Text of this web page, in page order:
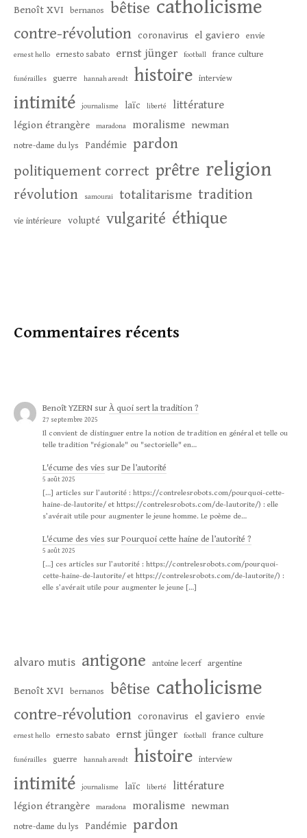
Benoît XVI bernanos bêtise catholicisme
contre-révolution coronavirus el gaviero envie
ernest hello ernesto sabato ernst jünger football france culture
funérailles guerre hannah arendt histoire interview
intimité journalisme laïc liberté littérature
légion étrangère maradona moralisme newman
notre-dame du lys Pandémie pardon
politiquement correct prêtre religion
révolution samourai totalitarisme tradition
vie intérieure volupté vulgarité éthique
Commentaires récents
Benoît YZERN surÀ quoi sert la tradition ?
27 septembre 2025
Il convient de distinguer entre la notion de tradition en général et telle ou
telle tradition "régionale" ou "sectorielle" en…
L'écume des vies surDe l’autorité
5 août 2025
[…] articles sur l’autorité : https://contrelesrobots.com/pourquoi-cette-
haine-de-lautorite/ et https://contrelesrobots.com/de-lautorite/) : elle
s’avérait utile pour augmenter le jeune homme. Le poème de…
L'écume des vies surPourquoi cette haine de l’autorité ?
5 août 2025
[…] ces articles sur l’autorité : https://contrelesrobots.com/pourquoi-
cette-haine-de-lautorite/ et https://contrelesrobots.com/de-lautorite/) :
elle s’avérait utile pour augmenter le jeune […]
alvaro mutis antigone antoine lecerf argentine
Benoît XVI bernanos bêtise catholicisme
contre-révolution coronavirus el gaviero envie
ernest hello ernesto sabato ernst jünger football france culture
funérailles guerre hannah arendt histoire interview
intimité journalisme laïc liberté littérature
légion étrangère maradona moralisme newman
notre-dame du lys Pandémie pardon